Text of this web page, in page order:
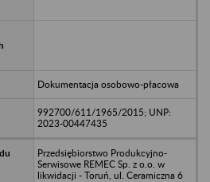
Dokumentacja osobowo-płacowa
992700/611/1965/2015; UNP:
2023-00447435
Przedsiębiorstwo Produkcyjno-
Serwisowe REMEC Sp. z o.o. w
likwidacji - Toruń, ul. Ceramiczna 6